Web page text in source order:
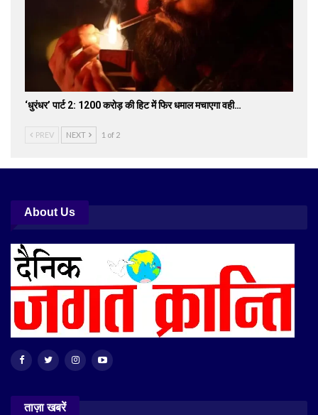
‘धुरंधर’ पार्ट 2: 1200 करोड़ की हिट में फिर धमाल मचाएगा वही…
PREV NEXT 1 of 2
About Us
ताज़ा खबरें